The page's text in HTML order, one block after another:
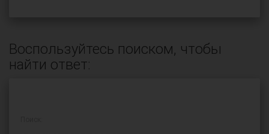
Воспользуйтесь поиском, чтобы
найти ответ: